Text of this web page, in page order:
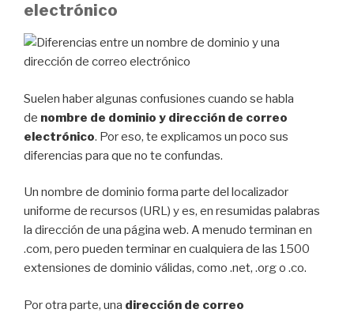
electrónico
Suelen haber algunas confusiones cuando se habla
de nombre de dominio y dirección de correo
electrónico. Por eso, te explicamos un poco sus
diferencias para que no te confundas.
Un nombre de dominio forma parte del localizador
uniforme de recursos (URL) y es, en resumidas palabras
la dirección de una página web. A menudo terminan en
.com, pero pueden terminar en cualquiera de las 1500
extensiones de dominio válidas, como .net, .org o .co.
Por otra parte, una dirección de correo